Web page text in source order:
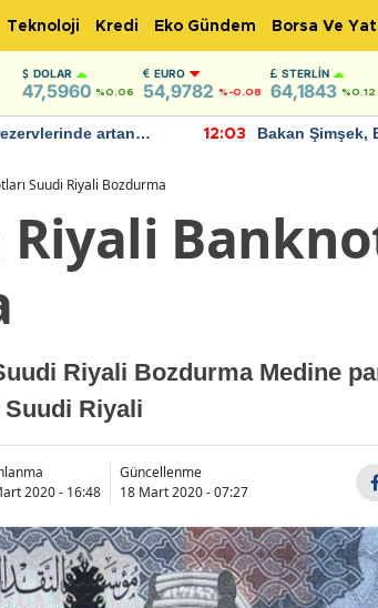
Teknoloji Kredi Eko Gündem Borsa Ve
DOLAR
47,5960 %0.06
EURO
54,9782 %-0.08
STERLIN
64,1843 %0.12
artan
12:03
Bakan Şimşek,
Suudi Riyali Bozdurma
Riyali Bozdurma Medine
Riyali
2020 - 16:48
Güncellenme
18 Mart 2020 - 07:27